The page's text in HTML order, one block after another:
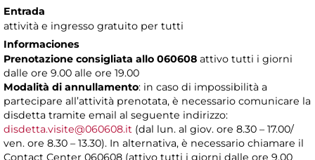
Entrada
attività e ingresso gratuito per tutti
Informaciones
Prenotazione consigliata allo 060608 attivo tutti i giorni
dalle ore 9.00 alle ore 19.00
Modalità di annullamento: in caso di impossibilità a
partecipare all’attività prenotata, è necessario comunicare la
disdetta tramite email al seguente indirizzo:
disdetta.visite@060608.it (dal lun. al giov. ore 8.30 – 17.00/
ven. ore 8.30 – 13.30). In alternativa, è necessario chiamare il
Contact Center 060608 (attivo tutti i giorni dalle ore 9.00